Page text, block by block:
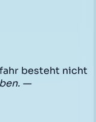
besteht nicht
—